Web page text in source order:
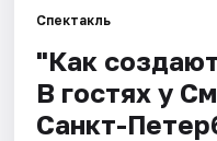
Города
Площадки
Спектакль
"Как
В гостях у
Санкт-